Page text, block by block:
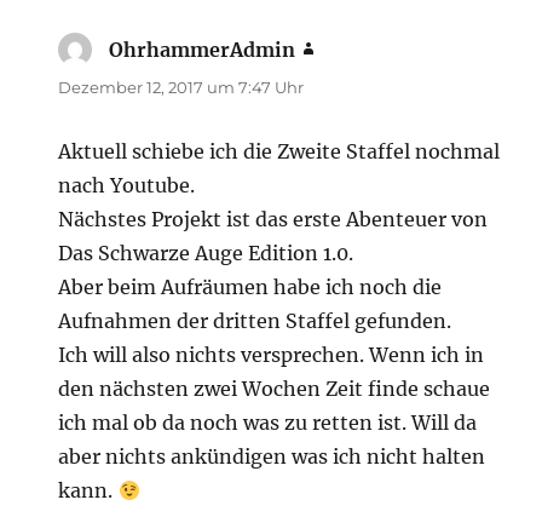
OhrhammerAdmin
Dezember 12, 2017 um 7:47 Uhr
Aktuell schiebe ich die Zweite Staffel nochmal
nach Youtube.
Nächstes Projekt ist das erste Abenteuer von
Das Schwarze Auge Edition 1.0.
Aber beim Aufräumen habe ich noch die
Aufnahmen der dritten Staffel gefunden.
Ich will also nichts versprechen. Wenn ich in
den nächsten zwei Wochen Zeit finde schaue
ich mal ob da noch was zu retten ist. Will da
aber nichts ankündigen was ich nicht halten
kann.